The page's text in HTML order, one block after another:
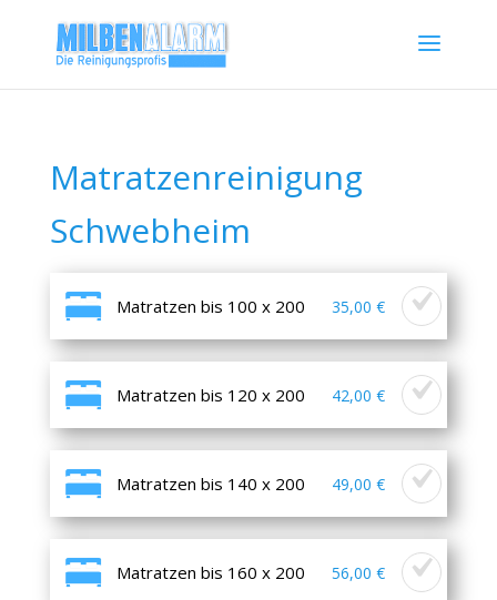
Matratzenreinigung
Schwebheim
Matratzen bis 100 x 200 35,00 €
Matratzen bis 120 x 200 42,00 €
Matratzen bis 140 x 200 49,00 €
Matratzen bis 160 x 200 56,00 €